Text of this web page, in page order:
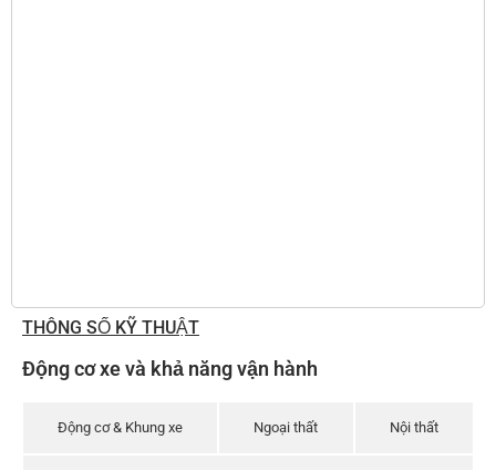
THÔNG SỐ KỸ THUẬT
Động cơ xe và khả năng vận hành
Động cơ & Khung xe Ngoại thất Nội thất